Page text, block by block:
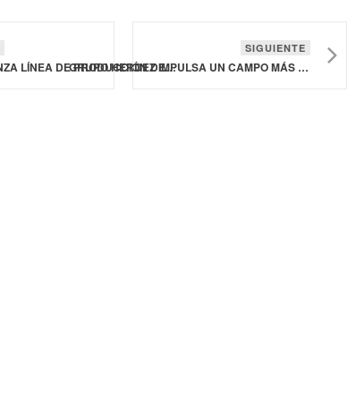
NESTLÉ LANZA LÍNEA DE PRODUCCIÓN DE CONCENTRADO NESCAFÉ ESPRESSO EN MALASIA
SIGUIENTE
GRUPO HERDEZ IMPULSA UN CAMPO MÁS SUSTENTABLE EN MÉXICO